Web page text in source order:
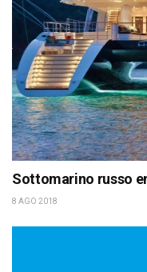
Sottomarino russo
8 AGO 2018